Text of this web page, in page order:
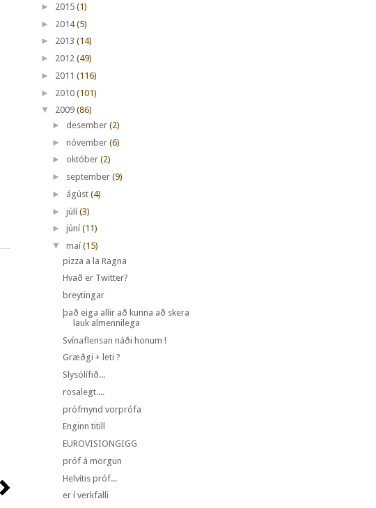
► 2015 (1)
► 2014 (5)
► 2013 (14)
► 2012 (49)
► 2011 (116)
► 2010 (101)
▼
2009 (86)
► desember (2)
► nóvember (6)
► október (2)
► september (9)
► ágúst (4)
► júlí (3)
► júní (11)
▼
maí (15)
pizza a la Ragna
Hvað er Twitter?
breytingar
það eiga allir að kunna að skera
lauk almennilega
Svínaflensan náði honum !
Græðgi + leti ?
Slysólífið...
rosalegt....
prófmynd vorprófa
Enginn titill
EUROVISIONGIGG
próf á morgun
Helvítis próf...
er í verkfalli